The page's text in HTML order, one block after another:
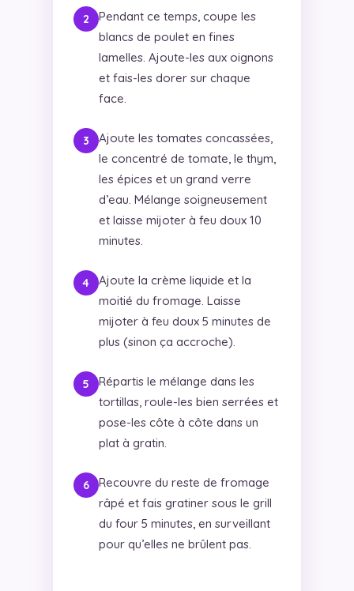
Pendant ce temps, coupe les
blancs de poulet en fines
lamelles. Ajoute-les aux oignons
et fais-les dorer sur chaque
face.
Ajoute les tomates concassées,
le concentré de tomate, le thym,
les épices et un grand verre
d’eau. Mélange soigneusement
et laisse mijoter à feu doux 10
minutes.
Ajoute la crème liquide et la
moitié du fromage. Laisse
mijoter à feu doux 5 minutes de
plus (sinon ça accroche).
Répartis le mélange dans les
tortillas, roule-les bien serrées et
pose-les côte à côte dans un
plat à gratin.
Recouvre du reste de fromage
râpé et fais gratiner sous le grill
du four 5 minutes, en surveillant
pour qu’elles ne brûlent pas.